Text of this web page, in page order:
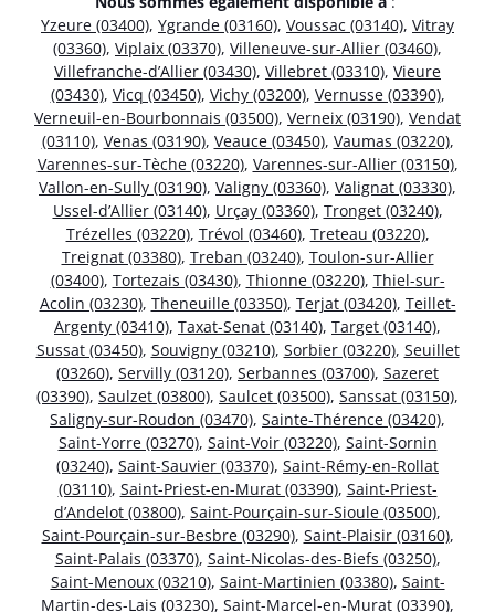
Yzeure (03400), Ygrande (03160), Voussac (03140), Vitray
(03360), Viplaix (03370), Villeneuve-sur-Allier (03460),
Villefranche-d’Allier (03430), Villebret (03310), Vieure
(03430), Vicq (03450), Vichy (03200), Vernusse (03390),
Verneuil-en-Bourbonnais (03500), Verneix (03190), Vendat
(03110), Venas (03190), Veauce (03450), Vaumas (03220),
Varennes-sur-Tèche (03220), Varennes-sur-Allier (03150),
Vallon-en-Sully (03190), Valigny (03360), Valignat (03330),
Ussel-d’Allier (03140), Urçay (03360), Tronget (03240),
Trézelles (03220), Trévol (03460), Treteau (03220),
Treignat (03380), Treban (03240), Toulon-sur-Allier
(03400), Tortezais (03430), Thionne (03220), Thiel-sur-
Acolin (03230), Theneuille (03350), Terjat (03420), Teillet-
Argenty (03410), Taxat-Senat (03140), Target (03140),
Sussat (03450), Souvigny (03210), Sorbier (03220), Seuillet
(03260), Servilly (03120), Serbannes (03700), Sazeret
(03390), Saulzet (03800), Saulcet (03500), Sanssat (03150),
Saligny-sur-Roudon (03470), Sainte-Thérence (03420),
Saint-Yorre (03270), Saint-Voir (03220), Saint-Sornin
(03240), Saint-Sauvier (03370), Saint-Rémy-en-Rollat
(03110), Saint-Priest-en-Murat (03390), Saint-Priest-
d’Andelot (03800), Saint-Pourçain-sur-Sioule (03500),
Saint-Pourçain-sur-Besbre (03290), Saint-Plaisir (03160),
Saint-Palais (03370), Saint-Nicolas-des-Biefs (03250),
Saint-Menoux (03210), Saint-Martinien (03380), Saint-
Martin-des-Lais (03230), Saint-Marcel-en-Murat (03390),